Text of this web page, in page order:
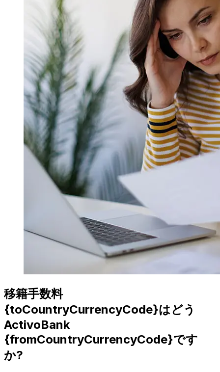
移籍手数料
{toCountryCurrencyCode}はどう
ActivoBank
{fromCountryCurrencyCode}です
か?